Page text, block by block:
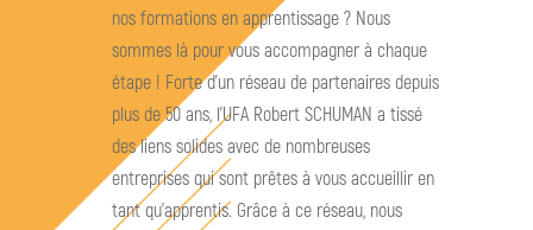
nos formations en apprentissage ? Nous
sommes là pour vous accompagner à chaque
étape ! Forte d’un réseau de partenaires depuis
plus de 50 ans, l’UFA Robert SCHUMAN a tissé
des liens solides avec de nombreuses
entreprises qui sont prêtes à vous accueillir en
tant qu’apprentis. Grâce à ce réseau, nous